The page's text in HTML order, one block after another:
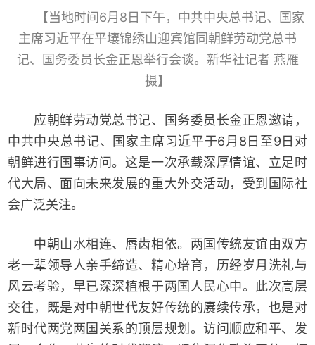
【当地时间6月8日下午，中共中央总书记、国家
主席习近平在平壤锦绣山迎宾馆同朝鲜劳动党总书
记、国务委员长金正恩举行会谈。新华社记者 燕雁
摄】
应朝鲜劳动党总书记、国务委员长金正恩邀请，
中共中央总书记、国家主席习近平于6月8日至9日对
朝鲜进行国事访问。这是一次承载深厚情谊、立足时
代大局、面向未来发展的重大外交活动，受到国际社
会广泛关注。
中朝山水相连、唇齿相依。两国传统友谊由双方
老一辈领导人亲手缔造、精心培育，历经岁月洗礼与
风云考验，早已深深植根于两国人民心中。此次高层
交往，既是对中朝世代友好传统的赓续传承，也是对
新时代两党两国关系的顶层规划。访问顺应和平、发